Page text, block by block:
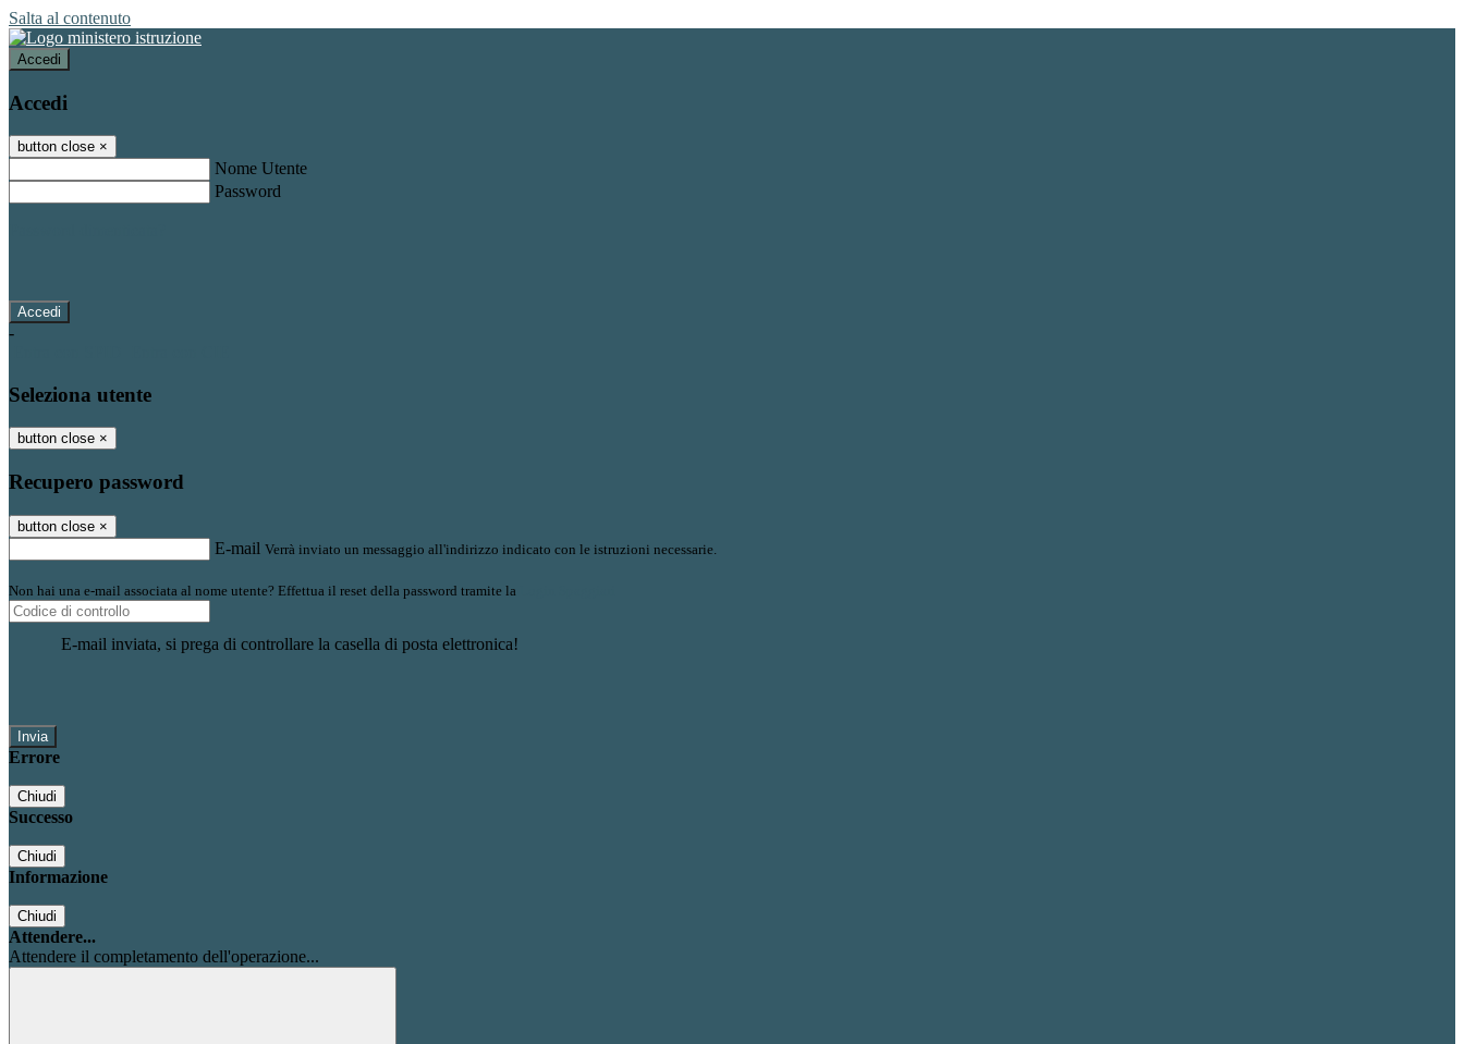
Salta al contenuto
Accedi
Accedi
button close ×
Nome Utente
Password
-
Seleziona utente
button close ×
Recupero password
button close ×
E-mail Verrà inviato un messaggio all'indirizzo indicato con le istruzioni necessarie.
Non hai una e-mail associata al nome utente? Effettua il reset della password tramite la
E-mail inviata, si prega di controllare la casella di posta elettronica!
Errore
Chiudi
Successo
Chiudi
Informazione
Chiudi
Attendere...
Attendere il completamento dell'operazione...